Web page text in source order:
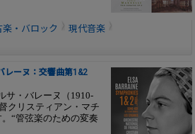
楽・バロック
現代音楽
レーヌ：交響曲第1&2
サ・バレーヌ（1910-
クリスティアン・マチ
“管弦楽のための変奏